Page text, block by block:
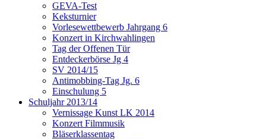
GEVA-Test
Keksturnier
Vorlesewettbewerb Jahrgang 6
Konzert in Kirchwahlingen
Tag der Offenen Tür
Entdeckerbörse Jg 4
SV 2014/15
Antimobbing-Tag Jg. 6
Einschulung 5
Schuljahr 2013/14
Vernissage Kunst LK 2014
Konzert Filmmusik
Bläserklassentag